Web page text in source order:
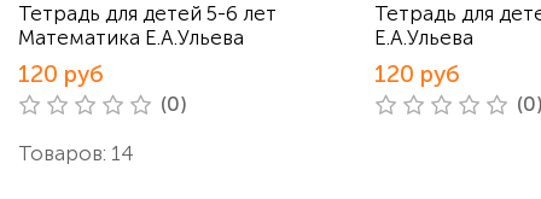
Тетрадь для детей 5-6 лет
Математика Е.А.Ульева
120 руб
(0)
Тетрадь для
Е.А.Ульева
120 руб
Товаров: 14